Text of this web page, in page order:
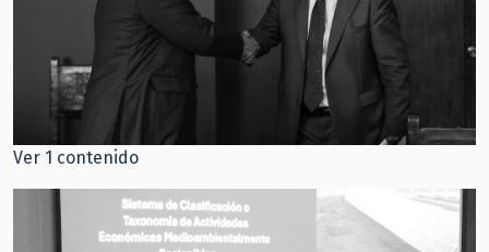
Ver 1 contenido